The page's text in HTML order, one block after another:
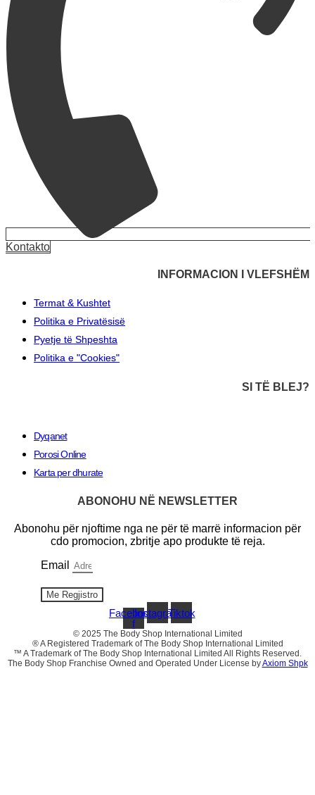
Kontakto
INFORMACION I VLEFSHËM
Termat & Kushtet
Politika e Privatësisë
Pyetje të Shpeshta
Politika e "Cookies"
SI TË BLEJ?
Dyqanet
Porosi Online
Karta per dhurate
ABONOHU NË NEWSLETTER
Abonohu për njoftime nga ne për të marrë informacion për
cdo promocion, zbritje apo produkte të reja.
Email
Me Regjistro
Facebook-
f
InstagramTiktok
© 2025 The Body Shop International Limited
® A Registered Trademark of The Body Shop International Limited
™ A Trademark of The Body Shop International Limited All Rights Reserved.
The Body Shop Franchise Owned and Operated Under License byAxiom Shpk